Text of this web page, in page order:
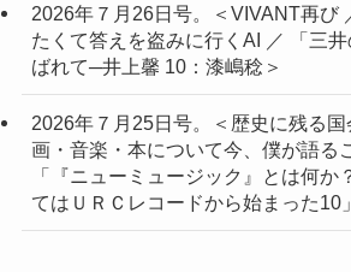
2026年７月26日号。＜VIVANT再び
たくて答えを盗みに行くAI ／ 「三
ばれて─井上馨 10：漆嶋稔＞
2026年７月25日号。＜歴史に残る国
画・音楽・本について今、僕が語る
「『ニューミュージック』とは何
てはＵＲＣレコードから始まった10